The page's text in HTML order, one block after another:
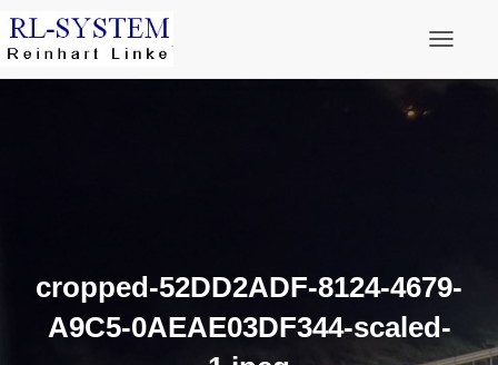
cropped-52DD2ADF-8124-4679-
A9C5-0AEAE03DF344-scaled-